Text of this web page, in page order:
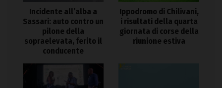
Incidente all’alba a
Sassari: auto contro un
pilone della
sopraelevata, ferito il
conducente
Ippodromo di Chilivani,
i risultati della quarta
giornata di corse della
riunione estiva